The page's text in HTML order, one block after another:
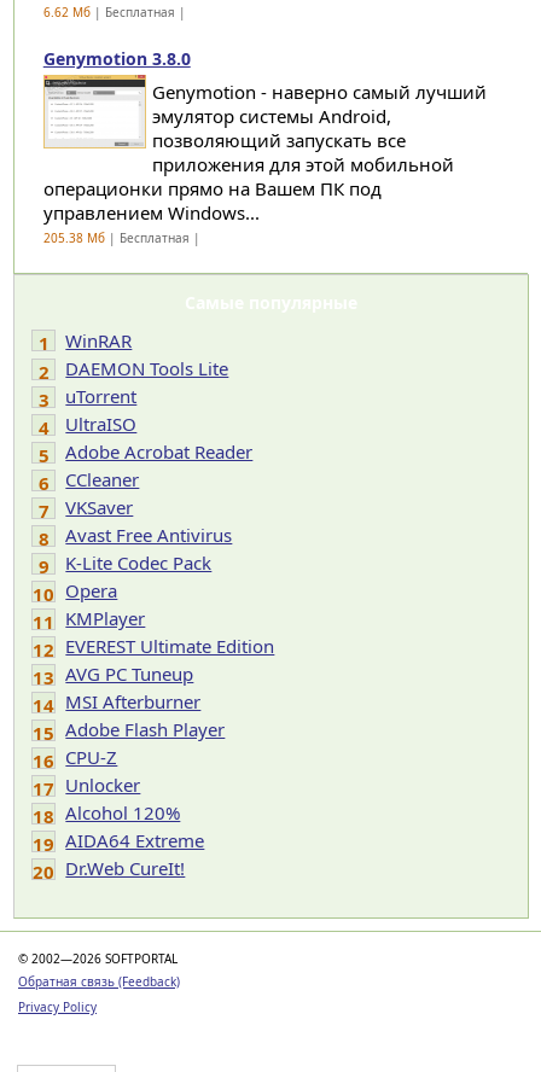
6.62 Мб| Бесплатная |
Genymotion 3.8.0
Genymotion - наверно самый лучший
эмулятор системы Android,
позволяющий запускать все
приложения для этой мобильной
операционки прямо на Вашем ПК под
управлением Windows...
205.38 Мб| Бесплатная |
Самые популярные
1
WinRAR
2
DAEMON Tools Lite
3
uTorrent
4
UltraISO
5
Adobe Acrobat Reader
6
CCleaner
7
VKSaver
8
Avast Free Antivirus
9
K-Lite Codec Pack
10 Opera
11 KMPlayer
12 EVEREST Ultimate Edition
13 AVG PC Tuneup
14 MSI Afterburner
15 Adobe Flash Player
16 CPU-Z
17 Unlocker
18 Alcohol 120%
19 AIDA64 Extreme
20 Dr.Web CureIt!
© 2002—2026 SOFTPORTAL
Обратная связь (Feedback)
Privacy Policy